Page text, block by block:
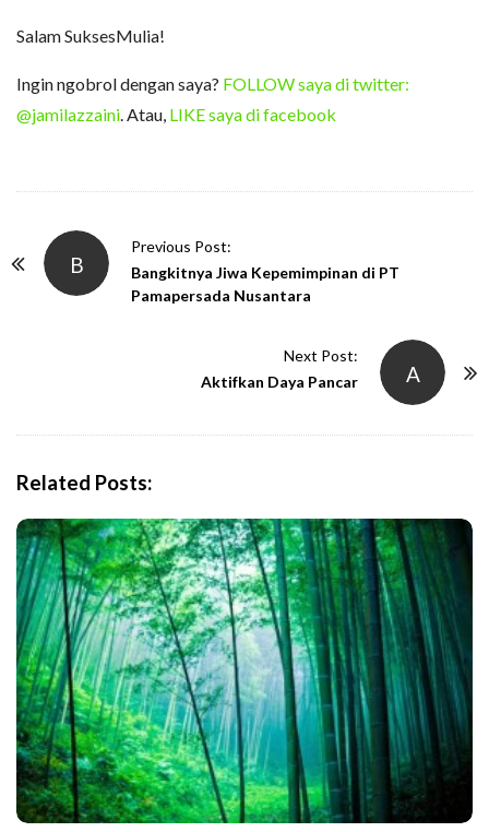
Salam SuksesMulia!
Ingin ngobrol dengan saya? FOLLOW saya di twitter:
@jamilazzaini. Atau, LIKE saya di facebook
B
Previous Post:
Bangkitnya Jiwa Kepemimpinan di PT
Pamapersada Nusantara
A
Next Post:
Aktifkan Daya Pancar
Related Posts: